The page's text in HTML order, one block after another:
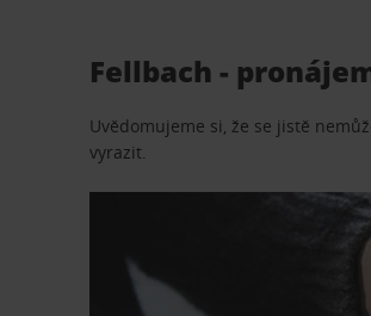
Fellbach -
Uvědomujeme si, že se jistě
vyrazit.